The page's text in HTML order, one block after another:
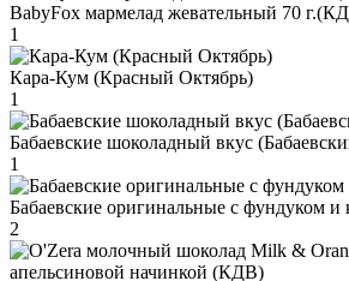
BabyFox мармелад жевательный 70
1
Кара-Кум (Красный Октябрь)
1
Бабаевские шоколадный вкус
1
Бабаевские оригинальные с фундуком и
2